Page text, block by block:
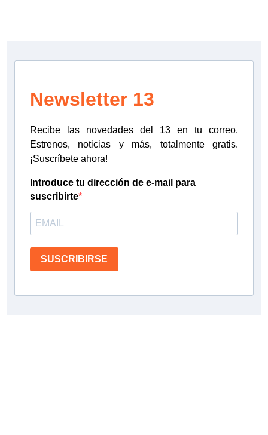
Newsletter 13
Recibe las novedades del 13 en tu correo.
Estrenos, noticias y más, totalmente gratis.
¡Suscríbete ahora!
Introduce tu dirección de e-mail para
suscribirte
SUSCRIBIRSE